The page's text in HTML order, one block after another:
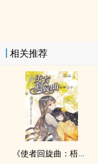
相关推荐
《使者回旋曲：梧桐之章》